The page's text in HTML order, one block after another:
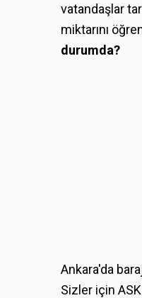
vatandaşlar
miktarını
durumda?
Ankara'da
Sizler için